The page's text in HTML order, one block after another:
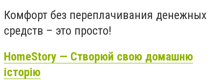
Комфорт без переплачивания денежных
средств – это просто!
HomeStory — Створюй свою домашню
історію